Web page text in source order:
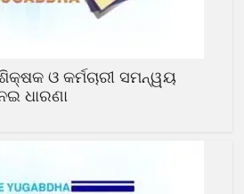
ଓ କର୍ମଚାରୀ ସମନ୍ୱୟ
ଧାରଣା